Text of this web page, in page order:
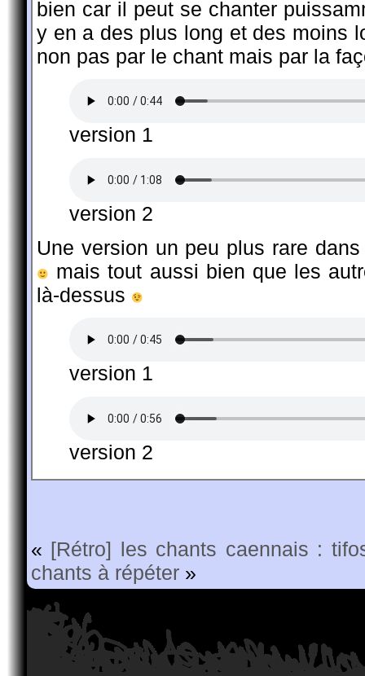
bien car il peut se chanter
y en a des plus long et des moins
non pas par le chant mais par la
version 1
version 2
Une version un peu plus rare
mais tout aussi bien que les
là-dessus
version 1
version 2
« [Rétro] les chants caennais :
chants à répéter »